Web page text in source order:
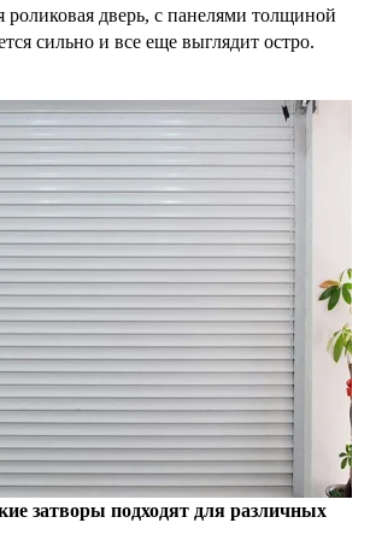
роликовая дверь, с панелями толщиной
сильно и все еще выглядит остро.
затворы подходят для различных